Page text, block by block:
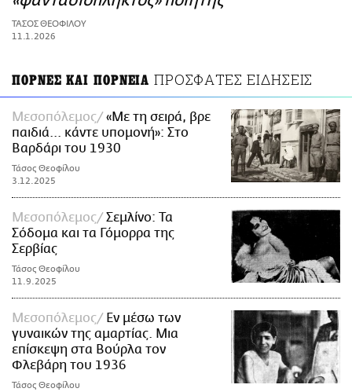
ΑΜΠΑ
PRINT
ΤΑΣΟΣ ΘΕΟΦΙΛΟΥ
11.1.2026
ΠΟΡΝΕΣ ΚΑΙ ΠΟΡΝΕΙΑ ΠΡΟΣΦΑΤΕΣ ΕΙΔΗΣΕΙΣ
Μεσοπόλεμος
«Με τη σειρά, βρε
παιδιά... κάντε υπομονή»: Στο
Βαρδάρι του 1930
Τάσος Θεοφίλου
3.12.2025
Μεσοπόλεμος
Σεμλίνο: Τα
Σόδομα και τα Γόμορρα της
Σερβίας
Τάσος Θεοφίλου
11.9.2025
Μεσοπόλεμος
Εν μέσω των
γυναικών της αμαρτίας. Μια
επίσκεψη στα Βούρλα τον
Φλεβάρη του 1936
Τάσος Θεοφίλου